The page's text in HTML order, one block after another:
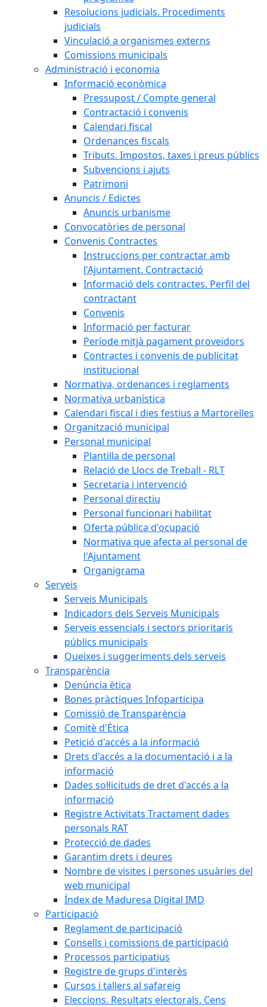
Resolucions judicials. Procediments
judicials
Vinculació a organismes externs
Comissions municipals
Administració i economia
Informació econòmica
Pressupost / Compte general
Contractació i convenis
Calendari fiscal
Ordenances fiscals
Tributs. Impostos, taxes i preus públics
Subvencions i ajuts
Patrimoni
Anuncis / Edictes
Anuncis urbanisme
Convocatòries de personal
Convenis Contractes
Instruccions per contractar amb
l'Ajuntament. Contractació
Informació dels contractes. Perfil del
contractant
Convenis
Informació per facturar
Període mitjà pagament proveïdors
Contractes i convenis de publicitat
institucional
Normativa, ordenances i reglaments
Normativa urbanística
Calendari fiscal i dies festius a Martorelles
Organització municipal
Personal municipal
Plantilla de personal
Relació de Llocs de Treball - RLT
Secretaria i intervenció
Personal directiu
Personal funcionari habilitat
Oferta pública d'ocupació
Normativa que afecta al personal de
l'Ajuntament
Organigrama
Serveis
Serveis Municipals
Indicadors dels Serveis Municipals
Serveis essencials i sectors prioritaris
públics municipals
Queixes i suggeriments dels serveis
Transparència
Denúncia ètica
Bones pràctiques Infoparticipa
Comissió de Transparència
Comitè d'Ètica
Petició d'accés a la informació
Drets d'accés a la documentació i a la
informació
Dades sol·licituds de dret d'accés a la
informació
Registre Activitats Tractament dades
personals RAT
Protecció de dades
Garantim drets i deures
Nombre de visites i persones usuàries del
web municipal
Índex de Maduresa Digital IMD
Participació
Reglament de participació
Consells i comissions de participació
Processos participatius
Registre de grups d'interès
Cursos i tallers al safareig
Eleccions. Resultats electorals. Cens